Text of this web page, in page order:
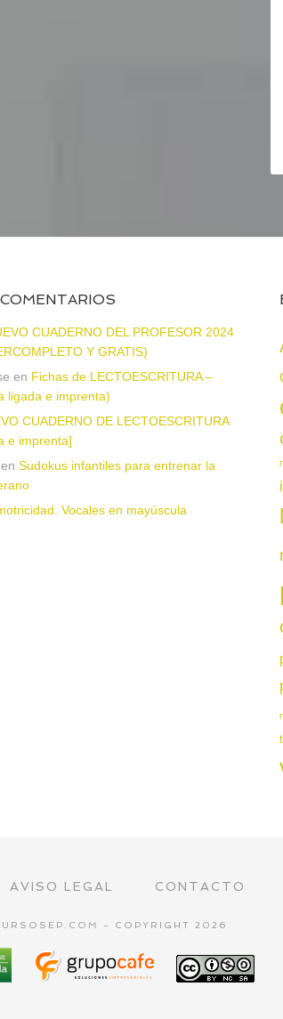
CUADERNO DEL PROFESOR 2024
Y GRATIS)
en Fichas de LECTOESCRITURA –
ligada e imprenta)
CUADERNO DE LECTOESCRITURA
e imprenta]
en Sudokus infantiles para entrenar la
Vocales en mayúscula
AVISO LEGAL CONTACTO
- COPYRIGHT 2026